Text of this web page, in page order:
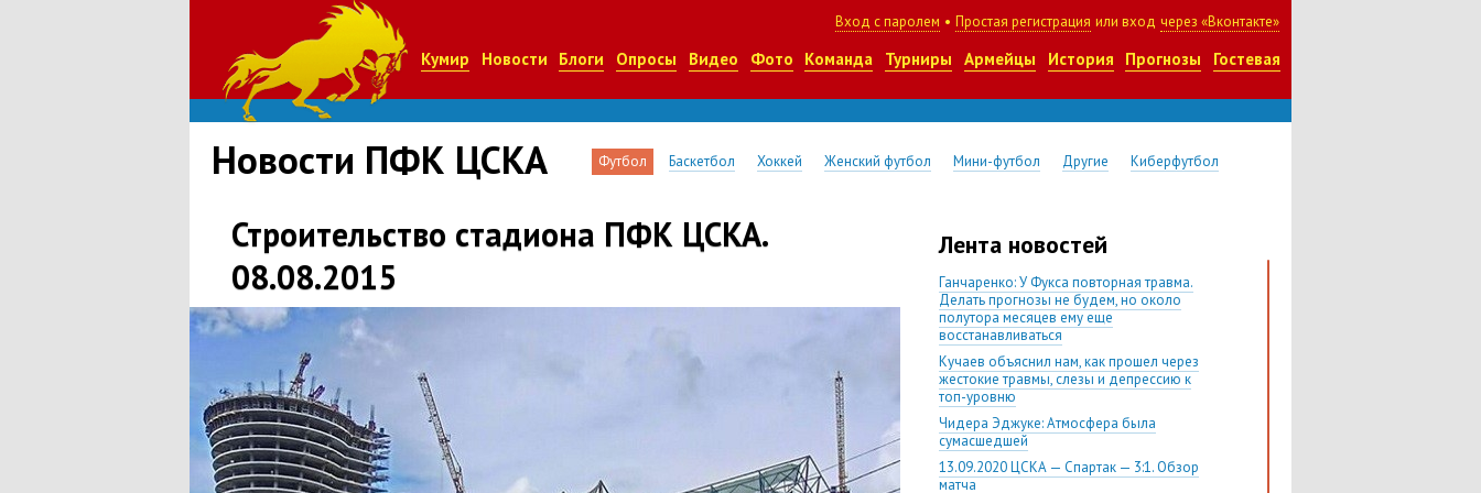
Вход с паролем • Простая регистрация или вход через «Вконтакте»
Кумир Новости Блоги Опросы Видео Фото Команда Турниры Армейцы История Прогнозы Гостевая
Новости ПФК ЦСКА Футбол Баскетбол Хоккей Женский футбол Мини-футбол Другие Киберфутбол
Строительство стадиона ПФК ЦСКА.
08.08.2015
Лента новостей
Ганчаренко: У Фукса повторная травма.
Делать прогнозы не будем, но около
полутора месяцев ему еще
восстанавливаться
Кучаев объяснил нам, как прошел через
жестокие травмы, слезы и депрессию к
топ-уровню
Чидера Эджуке: Атмосфера была
сумасшедшей
13.09.2020 ЦСКА — Спартак — 3:1. Обзор
матча